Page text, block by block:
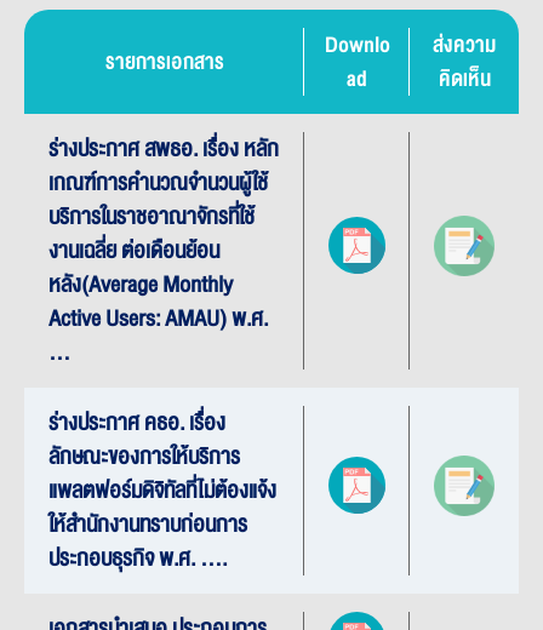
รายการเอกสาร
Downlo
ad
ส่งความ
คิดเห็น
ร่างประกาศ สพธอ. เรื่อง หลัก
เกณฑ์การคำนวณจำนวนผู้ใช้
บริการในราชอาณาจักรที่ใช้
งานเฉลี่ย ต่อเดือนย้อน
หลัง(Average Monthly
Active Users: AMAU) พ.ศ.
…
ร่างประกาศ คธอ. เรื่อง
ลักษณะของการให้บริการ
แพลตฟอร์มดิจิทัลที่ไม่ต้องแจ้ง
ให้สำนักงานทราบก่อนการ
ประกอบธุรกิจ พ.ศ. ....